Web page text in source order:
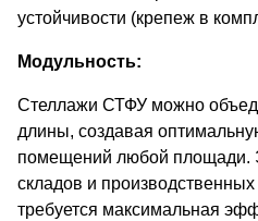
устойчивости (крепеж в
Модульность:
Стеллажи СТФУ можно
длины, создавая
помещений любой площади.
складов и
требуется максимальная